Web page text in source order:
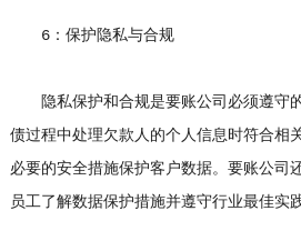
6：保护隐私与合规
隐私保护和合规是要账公司必须遵守
债过程中处理欠款人的个人信息时符合相
必要的安全措施保护客户数据。要账公司
员工了解数据保护措施并遵守行业最佳实